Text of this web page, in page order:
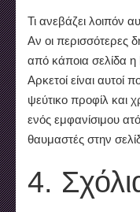
Τι ανεβάζει λοιπόν
Αν οι περισσότερες
από κάποια σελίδα η
Αρκετοί είναι αυτοί
ψεύτικο προφίλ και
ενός εμφανίσιμου
θαυμαστές στην
4.